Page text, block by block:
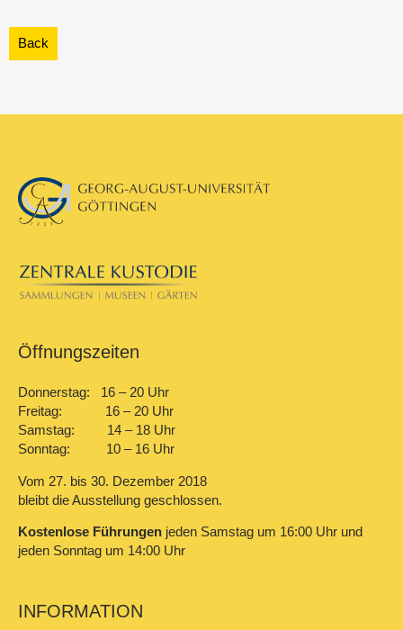
Öffnungszeiten
Donnerstag: 16 – 20 Uhr
Freitag: 16 – 20 Uhr
Samstag: 14 – 18 Uhr
Sonntag: 10 – 16 Uhr
Vom 27. bis 30. Dezember 2018
bleibt die Ausstellung geschlossen.
Kostenlose Führungen jeden Samstag um 16:00 Uhr und
jeden Sonntag um 14:00 Uhr
INFORMATION